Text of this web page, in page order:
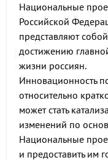
Национальные
Российской
представляют
достижению
жизни россиян.
Инновационность
относительно
может стать
изменений по
Национальные
и предоставить им